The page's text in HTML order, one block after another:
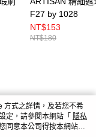
F27 by 1028
NT$153
NT$180
方式之詳情，及若您不希
定，請參閱本網站「 隱私
同意本公司得按本網站使